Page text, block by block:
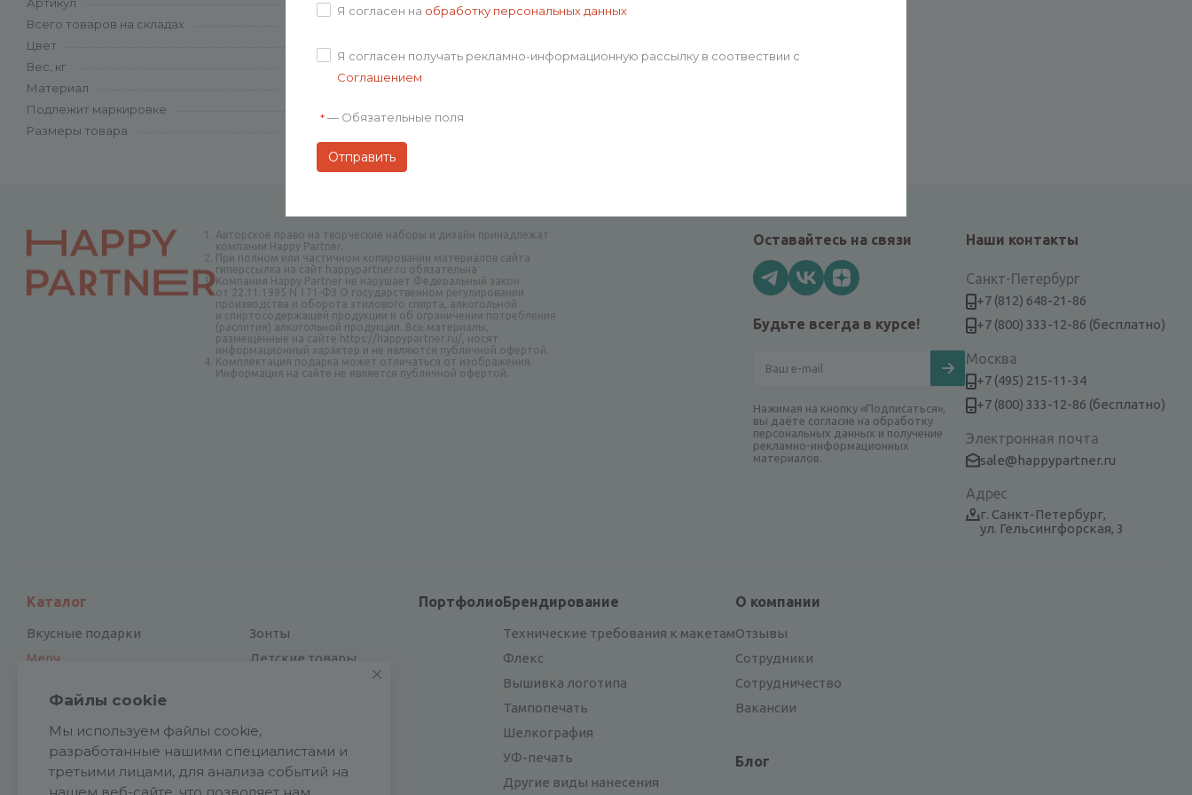
Всего товаров на складах
Цвет
Вес, кг
0.062
Материал
Подлежит маркировке
Размеры товара
Авторское право на творческие наборы и дизайн принадлежат
компании Happy Partner.
При полном или частичном копировании материалов сайта
гиперссылка на сайт happypartner.ru обязательна
Компания Happy Partner не нарушает Федеральный закон
от 22.11.1995 N 171-ФЗ О государственном регулировании
производства и оборота этилового спирта, алкогольной
и спиртосодержащей продукции и об ограничении потребления
(распития) алкогольной продукции. Все материалы,
размещённые на сайте https://happypartner.ru/, носят
информационный характер и не являются публичной офертой.
Комплектация подарка может отличаться от изображения.
Информация на сайте не является публичной офертой.
Оставайтесь на связи
Будьте всегда в курсе!
Нажимая на кнопку «Подписаться»,
вы даёте согласие на обработку
персональных данных и получение
рекламно-информационных
материалов.
Наши контакты
Санкт-Петербург
+7 (812) 648-21-86
+7 (800) 333-12-86 (бесплатно)
Москва
+7 (495) 215-11-34
+7 (800) 333-12-86 (бесплатно)
Электронная почта
sale@happypartner.ru
Адрес
г. Санкт-Петербург,
ул. Гельсингфорская, 3
Каталог
Вкусные подарки
Мерч
Отдых и туризм
Для дома и офиса
Сувенирные наборы
Подарки к праздникам
Зонты
Детские товары
Награды
Аксессуары
ПортфолиоБрендирование
Технические требования к макетам
Флекс
Вышивка логотипа
Тампопечать
Шелкография
УФ-печать
Другие виды нанесения
О компании
Отзывы
Сотрудники
Сотрудничество
Вакансии
Блог
Я согласен на обработку персональных данных
Я согласен получать рекламно-информационную рассылку в соотвествии с
Соглашением
* — Обязательные поля
Файлы cookie
Мы используем файлы cookie,
разработанные нашими специалистами и
третьими лицами, для анализа событий на